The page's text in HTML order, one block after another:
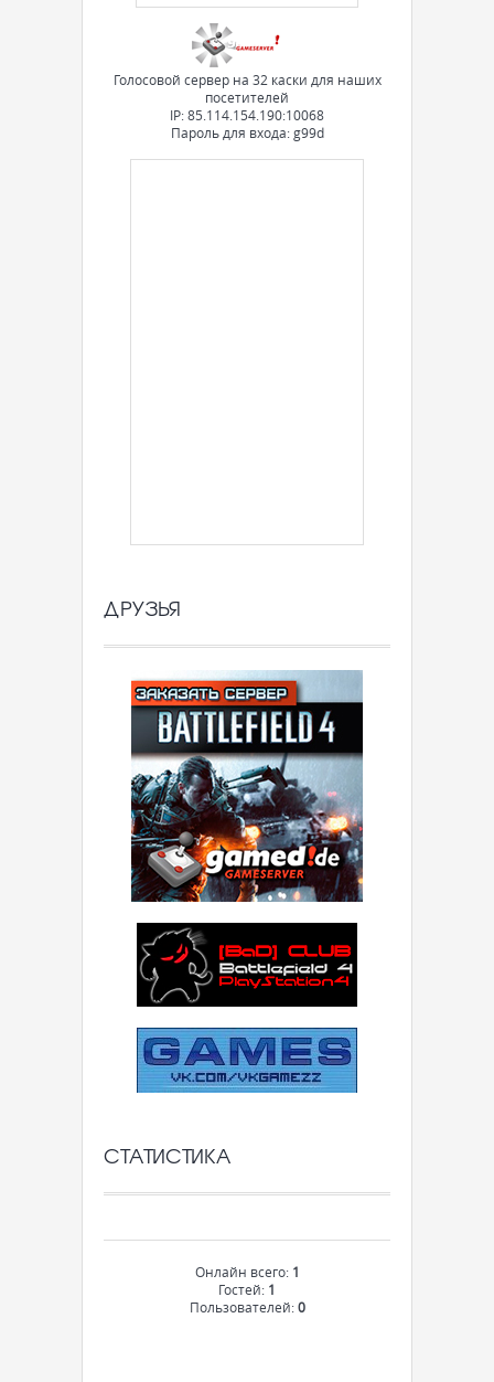
Голосовой сервер на 32 каски для наших
посетителей
IP: 85.114.154.190:10068
Пароль для входа: g99d
ДРУЗЬЯ
СТАТИСТИКА
Онлайн всего: 1
Гостей: 1
Пользователей:0